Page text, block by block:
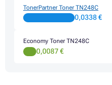
Toner BROTHER HL-L8240CDW
Toner BROTHER MFC-L3740
Toner BROTHER MFC-L3740CDN
Toner BROTHER MFC-L3740CDW
Toner BROTHER MFC-L3760CDW
TonerPartner Toner TN248C
0,0338 €
Economy Toner TN248C
0,0087 €